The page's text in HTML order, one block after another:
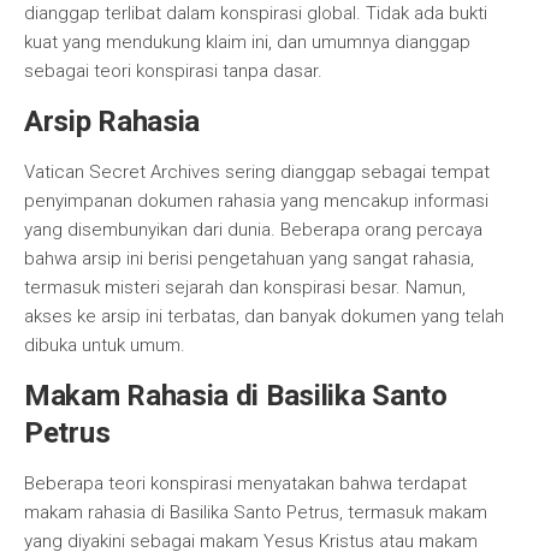
dianggap terlibat dalam konspirasi global. Tidak ada bukti
kuat yang mendukung klaim ini, dan umumnya dianggap
sebagai teori konspirasi tanpa dasar.
Arsip Rahasia
Vatican Secret Archives sering dianggap sebagai tempat
penyimpanan dokumen rahasia yang mencakup informasi
yang disembunyikan dari dunia. Beberapa orang percaya
bahwa arsip ini berisi pengetahuan yang sangat rahasia,
termasuk misteri sejarah dan konspirasi besar. Namun,
akses ke arsip ini terbatas, dan banyak dokumen yang telah
dibuka untuk umum.
Makam Rahasia di Basilika Santo
Petrus
Beberapa teori konspirasi menyatakan bahwa terdapat
makam rahasia di Basilika Santo Petrus, termasuk makam
yang diyakini sebagai makam Yesus Kristus atau makam